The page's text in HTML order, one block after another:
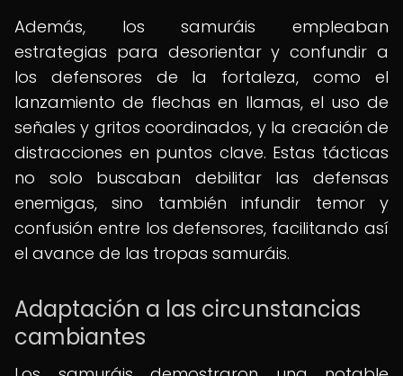
Además, los samuráis empleaban
estrategias para desorientar y confundir a
los defensores de la fortaleza, como el
lanzamiento de flechas en llamas, el uso de
señales y gritos coordinados, y la creación de
distracciones en puntos clave. Estas tácticas
no solo buscaban debilitar las defensas
enemigas, sino también infundir temor y
confusión entre los defensores, facilitando así
el avance de las tropas samuráis.
Adaptación a las circunstancias
cambiantes